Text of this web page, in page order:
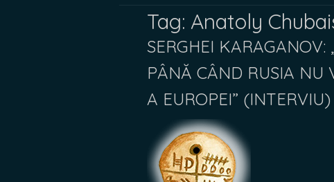
Tag: Anatoly
SERGHEI KARAGANOV:
PÂNĂ CÂND RUSIA NU
A EUROPEI” (INTERVIU)